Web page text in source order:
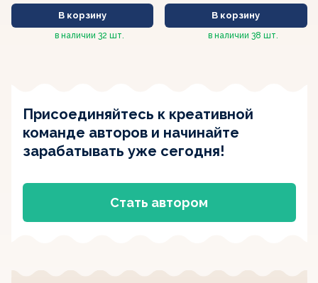
В корзину
в наличии 32 шт.
В корзину
в наличии 38 шт.
Присоединяйтесь к креативной
команде авторови начинайте
зарабатывать уже сегодня!
Стать автором